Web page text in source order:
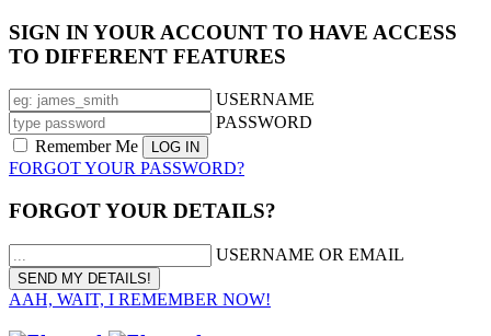
SIGN IN YOUR ACCOUNT TO HAVE ACCESS
TO DIFFERENT FEATURES
USERNAME
PASSWORD
Remember Me
FORGOT YOUR PASSWORD?
FORGOT YOUR DETAILS?
USERNAME OR EMAIL
AAH, WAIT, I REMEMBER NOW!